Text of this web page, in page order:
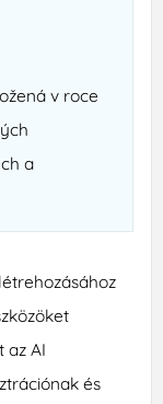
v roce
a
az AI
és